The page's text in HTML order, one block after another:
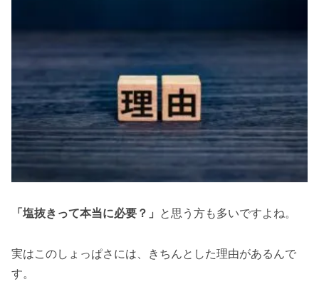
「塩抜きって本当に必要？」 と思う方も多いですよね。
実はこのしょっぱさには、きちんとした理由があるんで
す。